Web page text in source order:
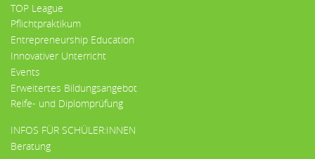
TOP League
Pflichtpraktikum
Entrepreneurship Education
Innovativer Unterricht
Events
Erweitertes Bildungsangebot
Reife- und Diplomprüfung
INFOS FÜR SCHÜLER:INNEN
Beratung